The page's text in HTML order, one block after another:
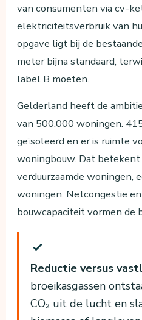
van consumenten via cv-
elektriciteitsverbruik van
opgave ligt bij de
meter bijna standaard,
label B moeten.
Gelderland heeft de
van 500.000 woningen.
geïsoleerd en er is ruimte
woningbouw. Dat
verduurzaamde woningen,
woningen. Netcongestie
bouwcapaciteit vormen de
Reductie versus
broeikasgassen
CO₂ uit de lucht en